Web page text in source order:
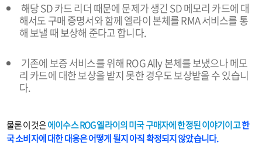
해당 SD 카드 리더 때문에 문제가 생긴 SD 메모리 카드에 대
해서도 구매 증명서와 함께 엘라이 본체를 RMA 서비스를 통
해 보낼 때 보상해 준다고 합니다.
기존에 보증 서비스를 위해 ROG Ally 본체를 보냈으나 메모
리 카드에 대한 보상을 받지 못한 경우도 보상받을 수 있습니
다.
물론 이것은에이수스 ROG 엘라이의 미국 구매자에 한정된 이야기이고한
국 소비자에 대한 대응은 어떻게 될지 아직 확정되지 않았습니다.